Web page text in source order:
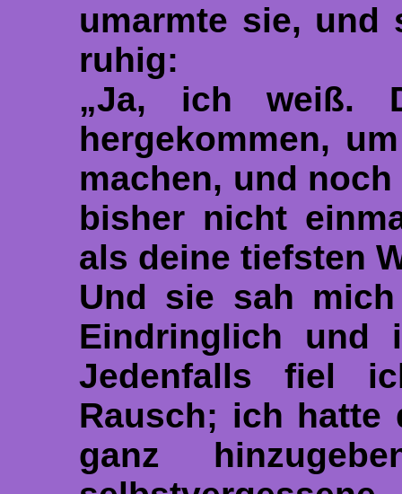
umarmte sie, und
ruhig:
„Ja, ich weiß.
hergekommen,
machen, und
bisher nicht
als deine tiefsten
Und sie sah
Eindringlich und
Jedenfalls fiel
Rausch; ich hatte
ganz